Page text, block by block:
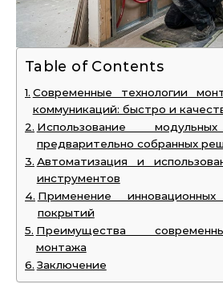
Table of Contents
Современные технологии
коммуникаций: быстро и
Использование
предварительно собранных
Автоматизация и
инструментов
Применение
покрытий
Преимущества
монтажа
Заключение